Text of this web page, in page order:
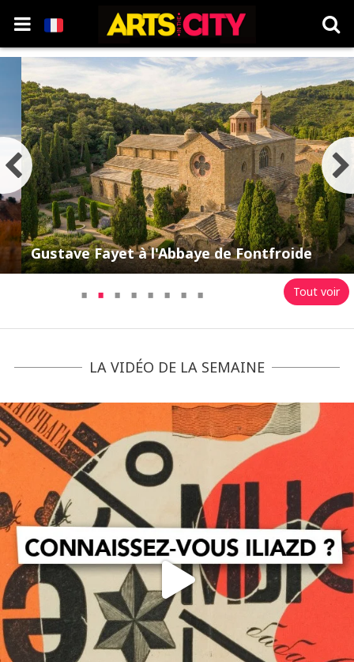
Gustave Fayet à l'Abbaye de Fontfroide
········ Tout voir
LA VIDÉO DE LA SEMAINE